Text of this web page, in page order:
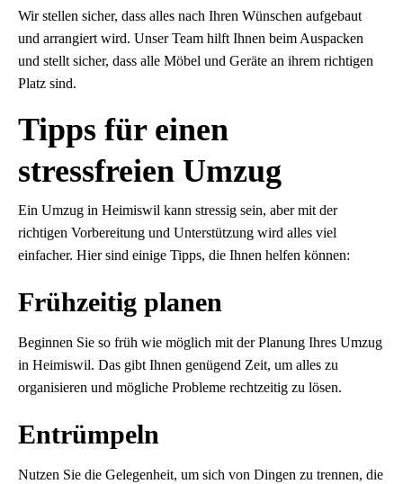
Wir stellen sicher, dass alles nach Ihren Wünschen aufgebaut
und arrangiert wird. Unser Team hilft Ihnen beim Auspacken
und stellt sicher, dass alle Möbel und Geräte an ihrem richtigen
Platz sind.
Tipps für einen
stressfreien Umzug
Ein Umzug in Heimiswil kann stressig sein, aber mit der
richtigen Vorbereitung und Unterstützung wird alles viel
einfacher. Hier sind einige Tipps, die Ihnen helfen können:
Frühzeitig planen
Beginnen Sie so früh wie möglich mit der Planung Ihres Umzug
in Heimiswil. Das gibt Ihnen genügend Zeit, um alles zu
organisieren und mögliche Probleme rechtzeitig zu lösen.
Entrümpeln
Nutzen Sie die Gelegenheit, um sich von Dingen zu trennen, die